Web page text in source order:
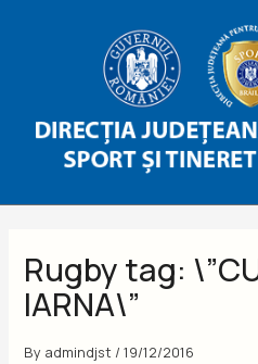
Rugby tag:
IARNA\”
By admindjst /19/12/2016